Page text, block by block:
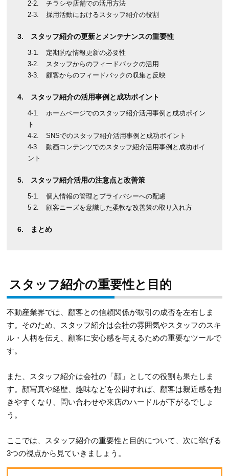
チラシや店舗での活用方法
採用活動におけるスタッフ紹介の役割
スタッフ紹介の更新とメンテナンスの重要性
定期的な情報更新の必要性
スタッフからのフィードバックの活用
顧客からのフィードバックの収集と反映
スタッフ紹介の活用事例と成功ポイント
ホームページでのスタッフ紹介活用事例と成功ポイン
ト
SNSでのスタッフ紹介活用事例と成功ポイント
動画コンテンツでのスタッフ紹介活用事例と成功ポイ
ント
スタッフ紹介活用の注意点と改善策
個人情報の管理とプライバシーへの配慮
顧客ニーズを意識した柔軟な改善策の取り入れ方
まとめ
スタッフ紹介の重要性と目的
不動産業界では、顧客との信頼関係が取引の成否を左右しま
す。そのため、スタッフ紹介は会社の雰囲気やスタッフのスキ
ル・人柄を伝え、顧客に安心感を与えるための重要なツールで
す。
また、スタッフ紹介は会社の「顔」としての役割も果たしま
す。顔写真や経歴、趣味などを公開すれば、顧客は親近感を抱
きやすくなり、問い合わせや来店のハードルが下がるでしょ
う。
ここでは、スタッフ紹介の重要性と目的について、次に挙げる
3つの視点から見ていきましょう。